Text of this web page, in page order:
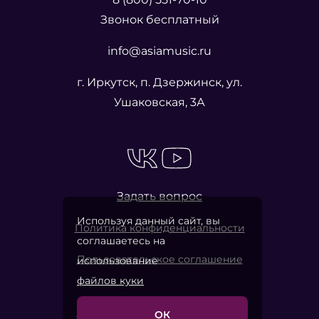
Звонок бесплатный
info@asiamusic.ru
г. Иркутск, п. Дзержинск, ул.
Ушаковская, 3А
Задать вопрос
Политика конфиденциальности
Пользовательское соглашение
Используя данный сайт, вы
соглашаетесь на
использование
файлов куки
ОК